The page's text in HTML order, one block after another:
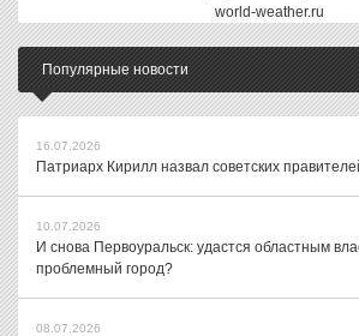
world-weather.ru
Популярные новости
16.07.2026
Патриарх Кирилл назвал советских
10.07.2026
И снова Первоуральск: удастся областным
проблемный город?
08.07.2026